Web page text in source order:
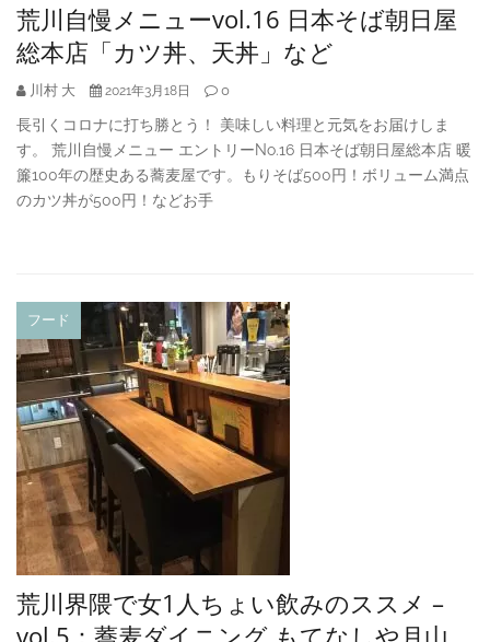
荒川自慢メニューvol.16 日本そば朝日屋
総本店「カツ丼、天丼」など
川村 大 2021年3月18日 0
長引くコロナに打ち勝とう！ 美味しい料理と元気をお届けしま
す。 荒川自慢メニュー エントリーNo.16 日本そば朝日屋総本店 暖
簾100年の歴史ある蕎麦屋です。もりそば500円！ボリューム満点
のカツ丼が500円！などお手
フード
荒川界隈で女1人ちょい飲みのススメ –
vol.5：蕎麦ダイニング もてなしや月山